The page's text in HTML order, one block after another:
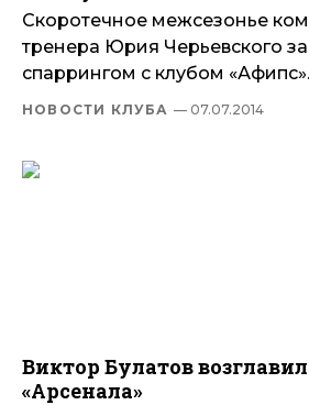
Скоротечное межсезонье
тренера Юрия Черьевского
спаррингом с клубом «Афипс».
НОВОСТИ КЛУБА — 07.07.2014
Виктор Булатов
«Арсенала»